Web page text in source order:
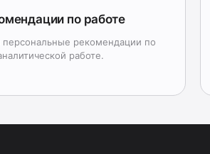
по работе
персональные рекомендации по
работе.